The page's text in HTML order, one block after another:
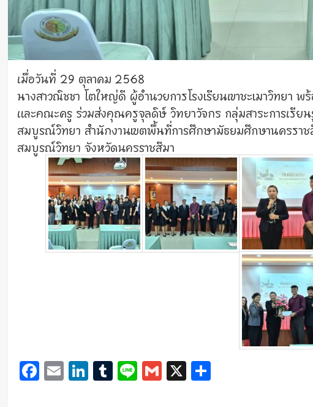
เมื่อวันที่ 29 ตุลาคม 2568
นางสาวณิชชา โตใหญ่ดี ผู้อำนวยการโรงเรียนเขาชะเมาวิทยา
และคณะครู ร่วมส่งคุณครูจุลดิษ์ วิทยาวัจกร กลุ่มสาระการเรีย
สมบูรณ์วิทยา สำนักงานเขตพื้นที่การศึกษามัธยมศึกษานครร
สมบูรณ์วิทยา จังหวัดนครราชสีมา
Facebook
Email
LinkedIn
Tumblr
LineGmail
X Share